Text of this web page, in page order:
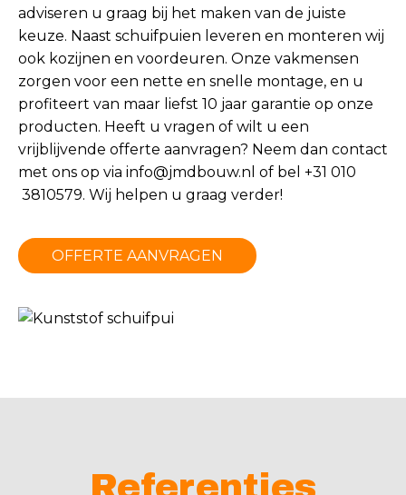
adviseren u graag bij het maken van de juiste
keuze. Naast schuifpuien leveren en monteren wij
ook kozijnen en voordeuren. Onze vakmensen
zorgen voor een nette en snelle montage, en u
profiteert van maar liefst 10 jaar garantie op onze
producten. Heeft u vragen of wilt u een
vrijblijvende offerte aanvragen? Neem dan contact
met ons op via info@jmdbouw.nl of bel +31 010
3810579. Wij helpen u graag verder!
OFFERTE AANVRAGEN